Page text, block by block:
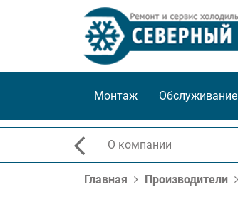
Монтаж Обслуживание
О компании
Главная Производители